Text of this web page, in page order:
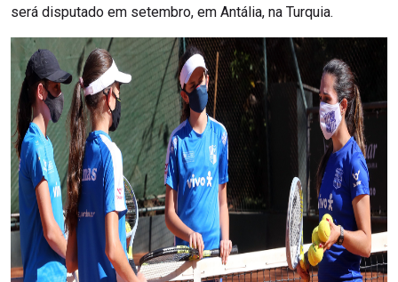
será disputado em setembro, em Antália, na Turquia.